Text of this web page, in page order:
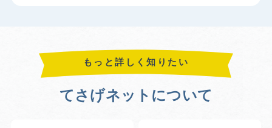
もっと詳しく知りたい
てさげネットについて